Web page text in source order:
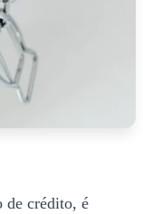
de crédito, é